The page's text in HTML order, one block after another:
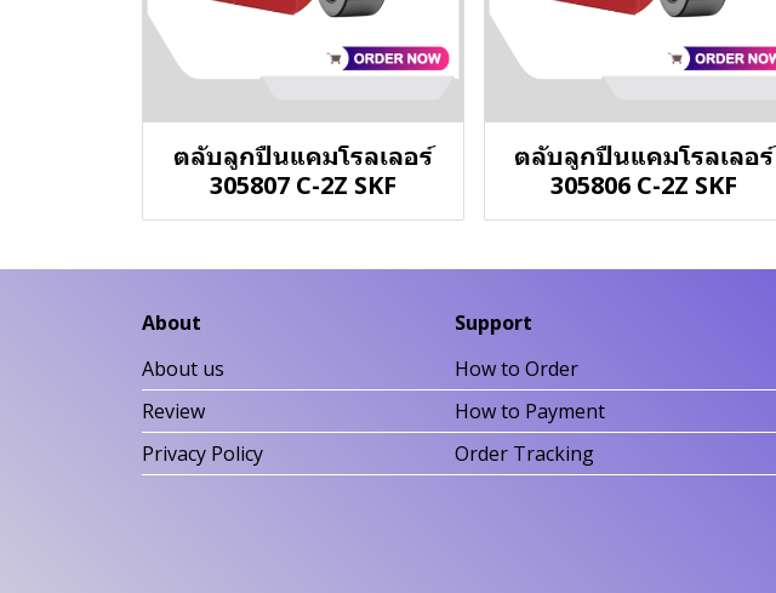
ตลับลูกปืนแคมโรลเลอร์
305807 C-2Z SKF
ตลับลูกปืนแคมโรลเลอร์
305806 C-2Z SKF
About
About us
Review
Privacy Policy
Support
How to Order
How to Payment
Order Tracking